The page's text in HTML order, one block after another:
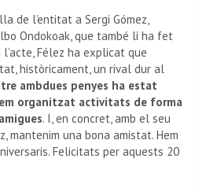
de l’entitat a Sergi Gómez,
Ondokoak, que també li ha fet
l’acte, Félez ha explicat que
històricament, un rival dur al
ambdues penyes ha estat
organitzat activitats de forma
. I, en concret, amb el seu
mantenim una bona amistat. Hem
Felicitats per aquests 20